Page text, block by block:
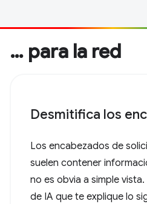
… para la red
Desmitifica los
Los encabezados de
suelen contener
no es obvia a simple
de IA que te explique lo